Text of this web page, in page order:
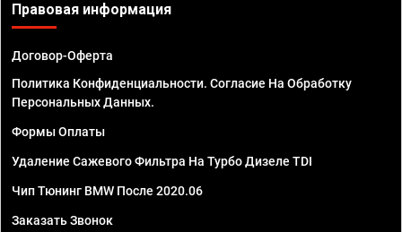
Правовая информация
Договор-Оферта
Политика Конфиденциальности. Согласие На Обработку
Персональных Данных.
Формы Оплаты
Удаление Сажевого Фильтра На Турбо Дизеле TDI
Чип Тюнинг BMW После 2020.06
Заказать Звонок